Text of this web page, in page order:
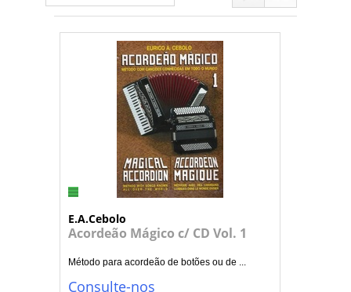
E.A.Cebolo
Acordeão Mágico c/ CD Vol. 1
Método para acordeão de botões ou de ...
Consulte-nos